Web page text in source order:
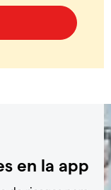
en la app